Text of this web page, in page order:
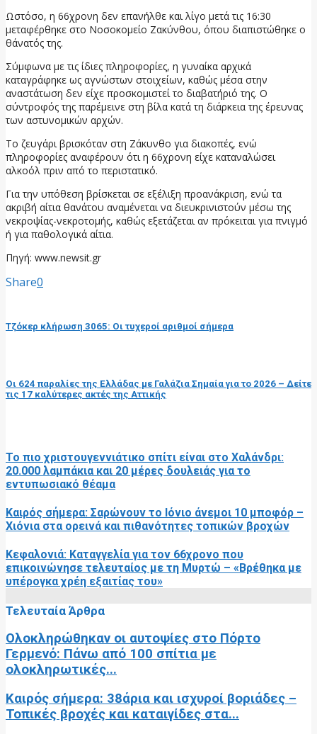
Ωστόσο, η 66χρονη δεν επανήλθε και λίγο μετά τις 16:30
μεταφέρθηκε στο Νοσοκομείο Ζακύνθου, όπου διαπιστώθηκε ο
θάνατός της.
Σύμφωνα με τις ίδιες πληροφορίες, η γυναίκα αρχικά
καταγράφηκε ως αγνώστων στοιχείων, καθώς μέσα στην
αναστάτωση δεν είχε προσκομιστεί το διαβατήριό της. Ο
σύντροφός της παρέμεινε στη βίλα κατά τη διάρκεια της έρευνας
των αστυνομικών αρχών.
Το ζευγάρι βρισκόταν στη Ζάκυνθο για διακοπές, ενώ
πληροφορίες αναφέρουν ότι η 66χρονη είχε καταναλώσει
αλκοόλ πριν από το περιστατικό.
Για την υπόθεση βρίσκεται σε εξέλιξη προανάκριση, ενώ τα
ακριβή αίτια θανάτου αναμένεται να διευκρινιστούν μέσω της
νεκροψίας-νεκροτομής, καθώς εξετάζεται αν πρόκειται για πνιγμό
ή για παθολογικά αίτια.
Πηγή: www.newsit.gr
Share0
Τζόκερ κλήρωση 3065: Οι τυχεροί αριθμοί σήμερα
Oι 624 παραλίες της Ελλάδας με Γαλάζια Σημαία για το 2026 – Δείτε
τις 17 καλύτερες ακτές της Αττικής
Το πιο χριστουγεννιάτικο σπίτι είναι στο Χαλάνδρι:
20.000 λαμπάκια και 20 μέρες δουλειάς για το
εντυπωσιακό θέαμα
Καιρός σήμερα: Σαρώνουν το Ιόνιο άνεμοι 10 μποφόρ –
Χιόνια στα ορεινά και πιθανότητες τοπικών βροχών
Κεφαλονιά: Καταγγελία για τον 66χρονο που
επικοινώνησε τελευταίος με τη Μυρτώ – «Βρέθηκα με
υπέρογκα χρέη εξαιτίας του»
Τελευταία Άρθρα
Ολοκληρώθηκαν οι αυτοψίες στο Πόρτο
Γερμενό: Πάνω από 100 σπίτια με
ολοκληρωτικές...
Καιρός σήμερα: 38άρια και ισχυροί βοριάδες –
Τοπικές βροχές και καταιγίδες στα...